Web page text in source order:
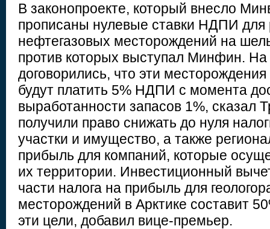
В законопроекте, который внесло
прописаны нулевые ставки НДПИ для
нефтегазовых месторождений на
против которых выступал Минфин.
договорились, что эти
будут платить 5% НДПИ с момента
выработанности запасов 1%, сказал
получили право снижать до нуля
участки и имущество, а также
прибыль для компаний, которые
их территории. Инвестиционный
части налога на прибыль для
месторождений в Арктике составит
эти цели, добавил вице-премьер.